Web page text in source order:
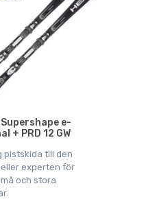
Supershape e-
+ PRD 12 GW
pistskida till den
experten för
och stora